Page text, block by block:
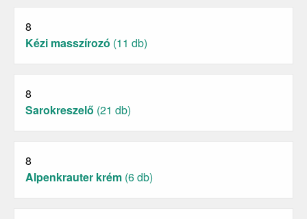
8
Kézi masszírozó (11 db)
8
Sarokreszelő (21 db)
8
Alpenkrauter krém (6 db)